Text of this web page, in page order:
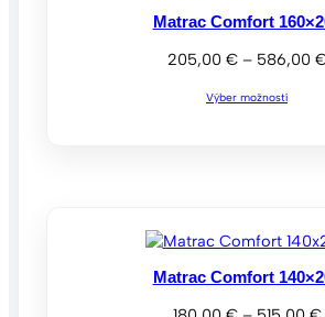
Matrac Comfort
205,00 € – 586,00
Výber možností
Matrac Comfort